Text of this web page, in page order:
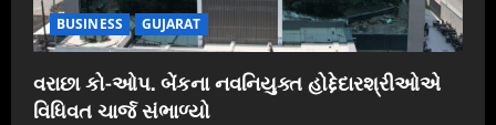
BUSINESS GUJARAT
વરાછા કો-ઓપ. બેંકના નવનિયુક્ત હોદ્દેદારશ્રીઓએ
વિધિવત ચાર્જ સંભાળ્યો